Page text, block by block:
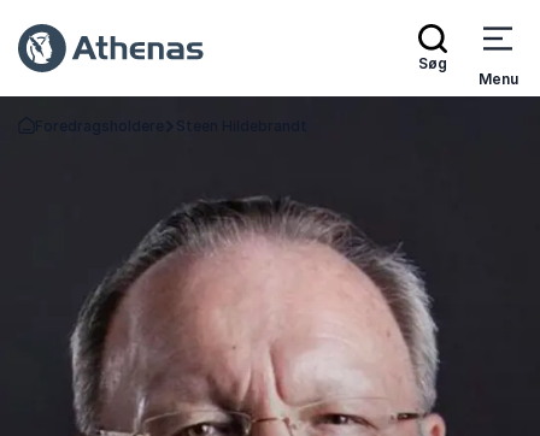
Søg
Menu
Steen Hildebrandt